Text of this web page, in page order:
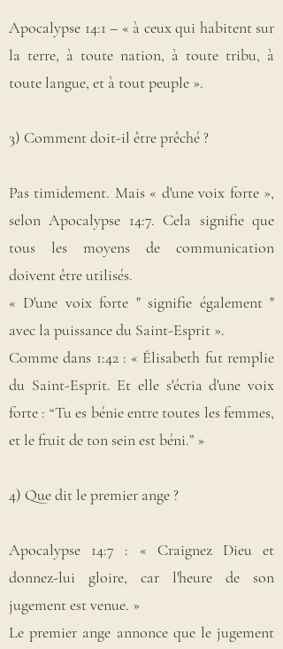
Apocalypse 14:1 – « à ceux qui habitent sur
la terre, à toute nation, à toute tribu, à
toute langue, et à tout peuple ».
3) Comment doit-il être prêché ?
Pas timidement. Mais « d'une voix forte »,
selon Apocalypse 14:7. Cela signifie que
tous les moyens de communication
doivent être utilisés.
« D'une voix forte " signifie également "
avec la puissance du Saint-Esprit ».
Comme dans 1:42 : « Élisabeth fut remplie
du Saint-Esprit. Et elle s'écria d'une voix
forte : “Tu es bénie entre toutes les femmes,
et le fruit de ton sein est béni.” »
4) Que dit le premier ange ?
Apocalypse 14:7 : « Craignez Dieu et
donnez-lui gloire, car l'heure de son
jugement est venue. »
Le premier ange annonce que le jugement